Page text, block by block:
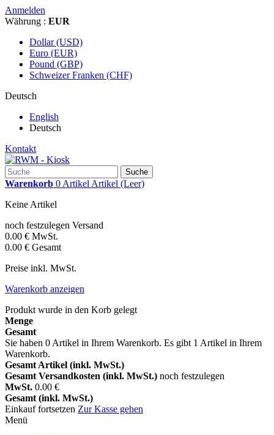
Anmelden
Währung : EUR
Dollar (USD)
Euro (EUR)
Pound (GBP)
Schweizer Franken (CHF)
Deutsch
English
Deutsch
Kontakt
Suche
Warenkorb 0 Artikel Artikel (Leer)
Keine Artikel
noch festzulegen Versand
0.00 € MwSt.
0.00 € Gesamt
Preise inkl. MwSt.
Warenkorb anzeigen
Produkt wurde in den Korb gelegt
Menge
Gesamt
Sie haben 0 Artikel in Ihrem Warenkorb. Es gibt 1 Artikel in Ihrem
Warenkorb.
Gesamt Artikel (inkl. MwSt.)
Gesamt Versandkosten (inkl. MwSt.) noch festzulegen
MwSt. 0.00 €
Gesamt (inkl. MwSt.)
Einkauf fortsetzen Zur Kasse gehen
Menü